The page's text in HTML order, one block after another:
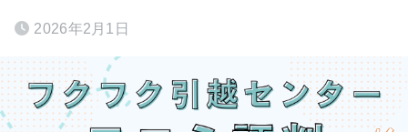
2026年2月1日